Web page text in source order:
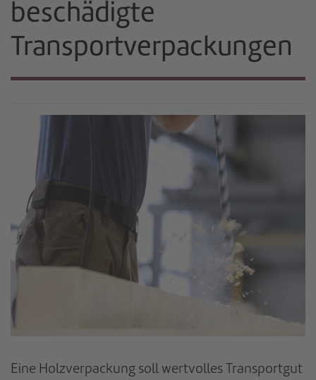
beschädigte
Transportverpackungen
Eine Holzverpackung soll wertvolles Transportgut